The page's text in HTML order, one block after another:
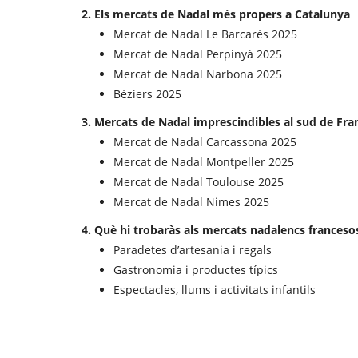
2. Els mercats de Nadal més propers a Catalunya
Mercat de Nadal Le Barcarès 2025
Mercat de Nadal Perpinyà 2025
Mercat de Nadal Narbona 2025
Béziers 2025
3. Mercats de Nadal imprescindibles al sud de
Mercat de Nadal Carcassona 2025
Mercat de Nadal Montpeller 2025
Mercat de Nadal Toulouse 2025
Mercat de Nadal Nimes 2025
4. Què hi trobaràs als mercats nadalencs
Paradetes d’artesania i regals
Gastronomia i productes típics
Espectacles, llums i activitats infantils